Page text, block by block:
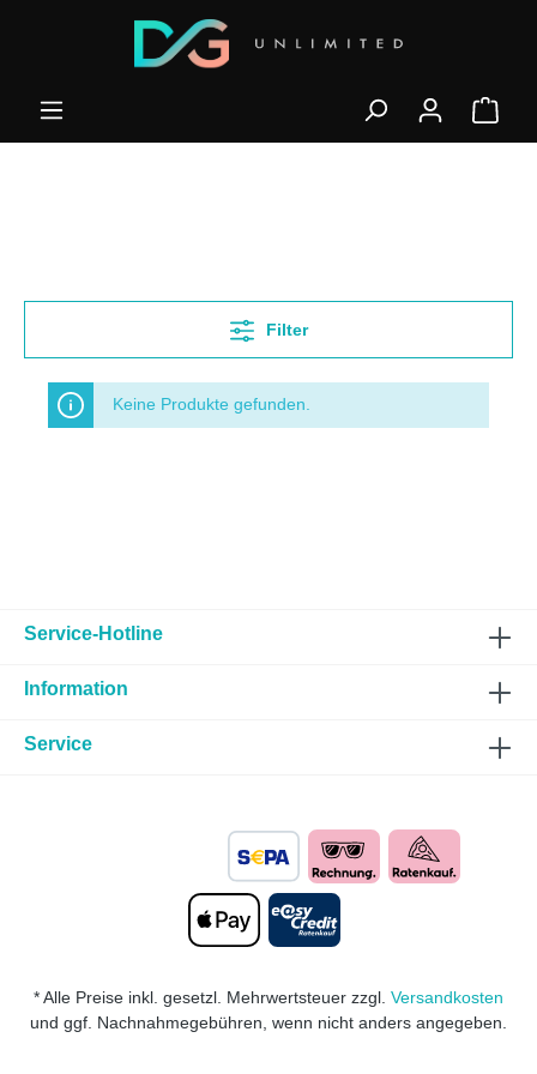
Filter
Keine Produkte gefunden.
Service-Hotline
Information
Service
* Alle Preise inkl. gesetzl. Mehrwertsteuer zzgl. Versandkosten
und ggf. Nachnahmegebühren, wenn nicht anders angegeben.